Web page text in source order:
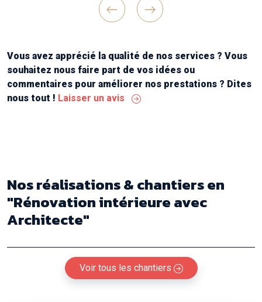
amont , un chantier bien tenu et une belle
réalisation finale !
PreviousNext
Vous avez apprécié la qualité de nos services ? Vous
souhaitez nous faire part de vos idées ou
commentaires pour améliorer nos prestations ? Dites
nous tout ! Laisser un avis
Nos réalisations & chantiersen
"Rénovation intérieure avec
Architecte"
Voir tous les chantiers